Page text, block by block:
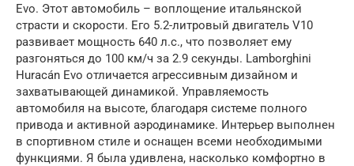
Evo. Этот автомобиль – воплощение итальянской
страсти и скорости. Его 5.2-литровый двигатель V10
развивает мощность 640 л.с., что позволяет ему
разгоняться до 100 км/ч за 2.9 секунды. Lamborghini
Huracán Evo отличается агрессивным дизайном и
захватывающей динамикой. Управляемость
автомобиля на высоте, благодаря системе полного
привода и активной аэродинамике. Интерьер выполнен
в спортивном стиле и оснащен всеми необходимыми
функциями. Я была удивлена, насколько комфортно в